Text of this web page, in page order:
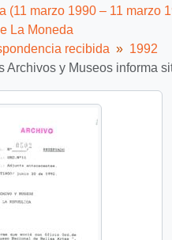
(11 marzo 1990 – 11 marzo
La Moneda
recibida
1992
Archivos y Museos informa